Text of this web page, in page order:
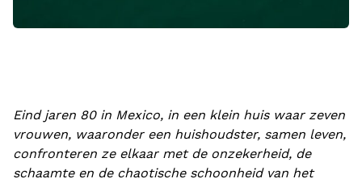
Eind jaren 80 in Mexico, in een klein huis waar zeven
vrouwen, waaronder een huishoudster, samen leven,
confronteren ze elkaar met de onzekerheid, de
schaamte en de chaotische schoonheid van het